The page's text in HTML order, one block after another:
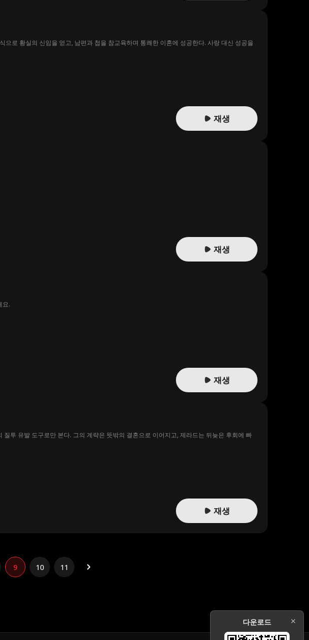
로 황실의 신임을 얻고, 남편과 첩을 참교육하며 통쾌한 이혼에 성공한다. 사랑 대신 성공을
재생
재생
요.
재생
투 유발 도구로만 본다. 그의 계략은 뜻밖의 결혼으로 이어지고, 제라드는 뒤늦은 후회에 빠
재생
9 10 11
다운로드